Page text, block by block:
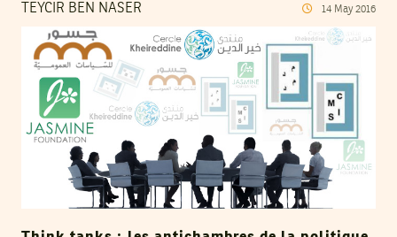
TEYCIR BEN NASER 14 May 2016